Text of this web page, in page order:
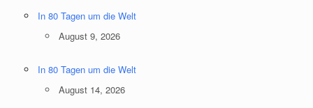
In 80 Tagen um die Welt
August 9, 2026
In 80 Tagen um die Welt
August 14, 2026